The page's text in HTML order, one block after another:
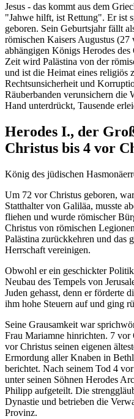
Jesus - das kommt aus dem
"Jahwe hilft, ist Rettung". Er ist
geboren. Sein Geburtsjahr fällt
römischen Kaisers Augustus (27
abhängigen Königs Herodes des
Zeit wird Palästina von der
und ist die Heimat eines religiös
Rechtsunsicherheit und
Räuberbanden verunsichern die
Hand unterdrückt, Tausende
Herodes I., der
Christus bis 4 vor
König des jüdischen
Um 72 vor Christus geboren,
Statthalter von Galiläa, musste
fliehen und wurde römischer
Christus von römischen
Palästina zurückkehren und das
Herrschaft vereinigen.
Obwohl er ein geschickter
Neubau des Tempels von
Juden gehasst, denn er förderte
ihm hohe Steuern auf und ging
Seine Grausamkeit war
Frau Mariamne hinrichten. 7 vor
vor Christus seinen eigenen
Ermordung aller Knaben in
berichtet. Nach seinem Tod 4
unter seinen Söhnen Herodes
Philipp aufgeteilt. Die
Dynastie und betrieben die
Provinz.